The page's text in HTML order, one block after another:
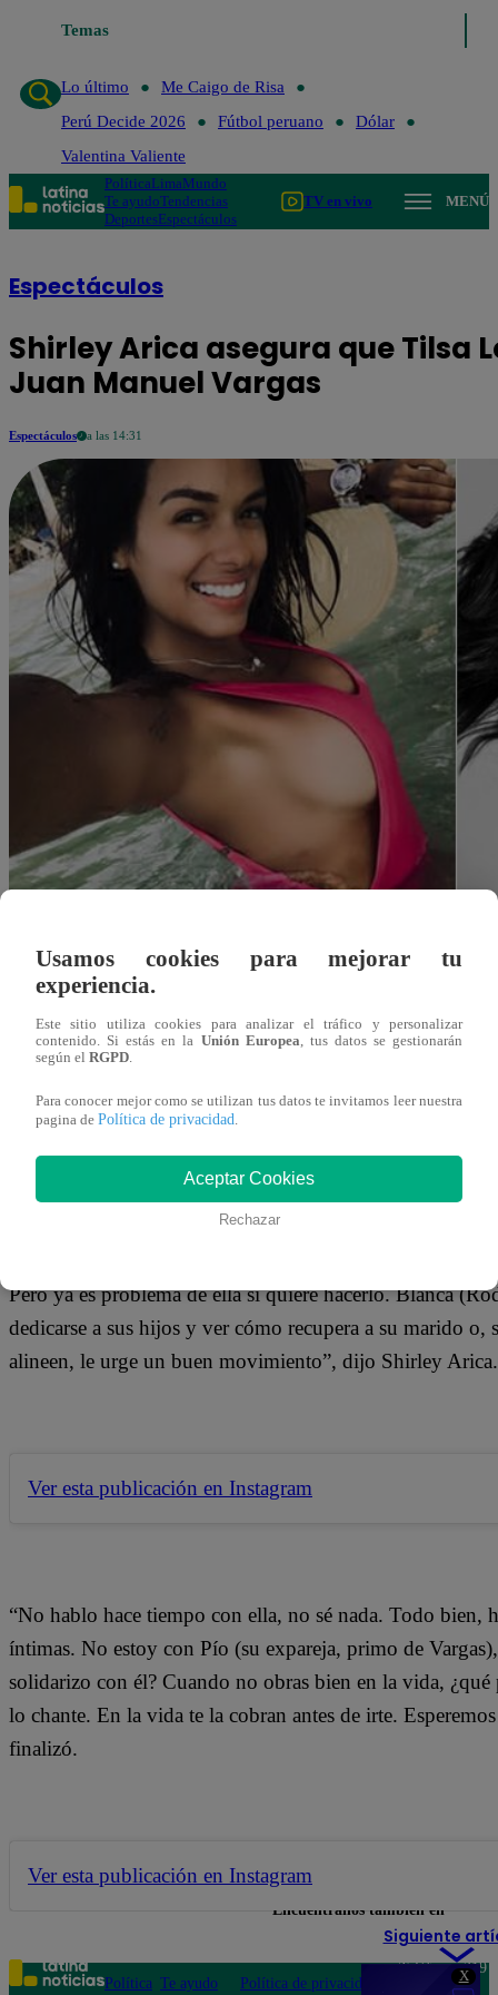
X
Temas
Lo último
Me Caigo de Risa
Perú Decide 2026
Fútbol peruano
Dólar
Valentina Valiente
PolíticaLimaMundo
Te ayudoTendencias
DeportesEspectáculos
TV en vivo MENÚ
Espectáculos
Shirley Arica asegura que Tilsa
Juan Manuel Vargas
Espectáculos a las 14:31
Redacción Latina
polémica modelo aseguró que la exconductora come
Vargas.
Pero ya es problema de ella si quiere hacerlo. Blanca
dedicarse a sus hijos y ver cómo recupera a su marido
alineen, le urge un buen movimiento”, dijo Shirley Arica.
Ver esta publicación en Instagram
“No hablo hace tiempo con ella, no sé nada. Todo bien,
íntimas. No estoy con Pío (su expareja, primo de
solidarizo con él? Cuando no obras bien en la vida, ¿qué
lo chante. En la vida te la cobran antes de irte.
finalizó.
Ver esta publicación en Instagram
Siguiente
Usamos cookies para mejorar tu
experiencia.
Este sitio utiliza cookies para analizar el tráfico y personalizar
contenido. Si estás en la Unión Europea , tus datos se gestionarán
según el RGPD
Para conocer mejor como se utilizan tus datos te invitamos leer nuestra
pagina de Política de privacidad
Aceptar Cookies
Rechazar
Encuéntranos también en
Política Te ayudo
Política de privacidad
Teléfono: 219